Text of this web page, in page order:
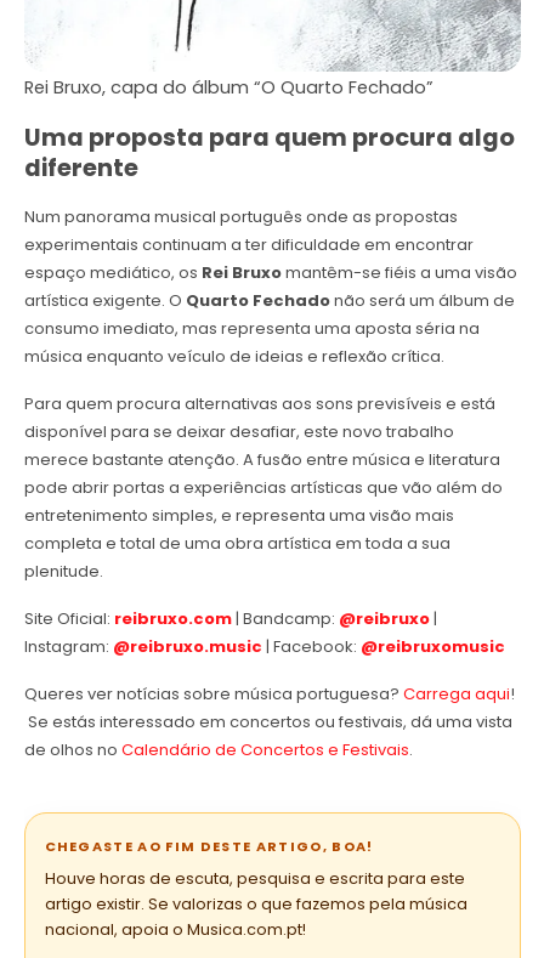
Rei Bruxo, capa do álbum “O Quarto Fechado”
Uma proposta para quem procura algo
diferente
Num panorama musical português onde as propostas
experimentais continuam a ter dificuldade em encontrar
espaço mediático, os Rei Bruxomantêm-se fiéis a uma visão
artística exigente. O Quarto Fechadonão será um álbum de
consumo imediato, mas representa uma aposta séria na
música enquanto veículo de ideias e reflexão crítica.
Para quem procura alternativas aos sons previsíveis e está
disponível para se deixar desafiar, este novo trabalho
merece bastante atenção. A fusão entre música e literatura
pode abrir portas a experiências artísticas que vão além do
entretenimento simples, e representa uma visão mais
completa e total de uma obra artística em toda a sua
plenitude.
Site Oficial: reibruxo.com| Bandcamp: @reibruxo|
Instagram: @reibruxo.music | Facebook: @reibruxomusic
Queres ver notícias sobre música portuguesa? Carrega aqui!
Se estás interessado em concertos ou festivais, dá uma vista
de olhos no Calendário de Concertos e Festivais.
CHEGASTE AO FIM DESTE ARTIGO, BOA!
Houve horas de escuta, pesquisa e escrita para este
artigo existir. Se valorizas o que fazemos pela música
nacional, apoia o Musica.com.pt!